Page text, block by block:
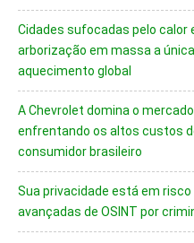
Cidades sufocadas pelo
arborização em massa a
aquecimento global
A Chevrolet domina o
enfrentando os altos custos
consumidor brasileiro
Sua privacidade está em
avançadas de OSINT por